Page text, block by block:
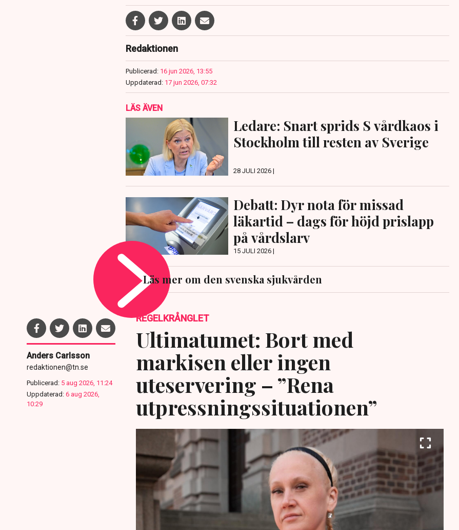
Redaktionen
Publicerad: 16 jun 2026, 13:55
Uppdaterad: 17 jun 2026, 07:32
LÄS ÄVEN
Ledare: Snart sprids S vårdkaos i
Stockholm till resten av Sverige
28 JULI 2026 |
Debatt: Dyr nota för missad
läkartid – dags för höjd prislapp
på vårdslarv
15 JULI 2026 |
Läs mer om den svenska sjukvården
Anders Carlsson
redaktionen@tn.se
Publicerad: 5 aug 2026, 11:24
Uppdaterad: 6 aug 2026,
10:29
REGELKRÅNGLET
Ultimatumet: Bort med
markisen eller ingen
uteservering – ”Rena
utpressningssituationen”